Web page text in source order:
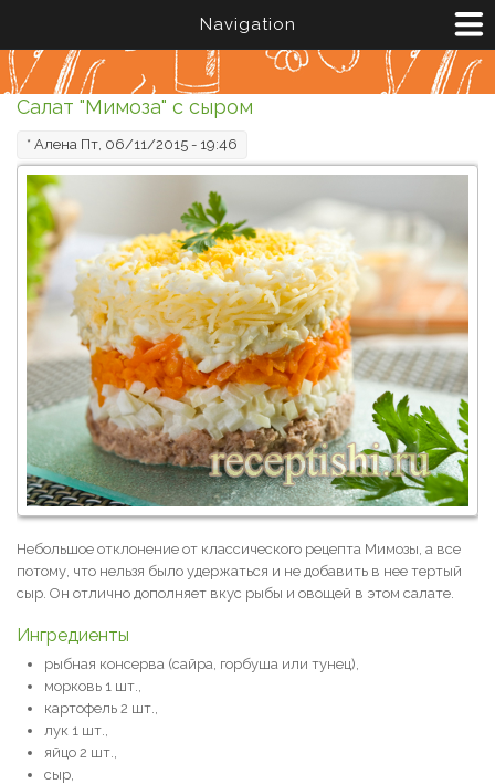
Navigation
Салат "Мимоза" с сыром
* Алена Пт, 06/11/2015 - 19:46
Небольшое отклонение от классического рецепта Мимозы, а все
потому, что нельзя было удержаться и не добавить в нее тертый
сыр. Он отлично дополняет вкус рыбы и овощей в этом салате.
Ингредиенты
рыбная консерва (сайра, горбуша или тунец),
морковь 1 шт.,
картофель 2 шт.,
лук 1 шт.,
яйцо 2 шт.,
сыр,